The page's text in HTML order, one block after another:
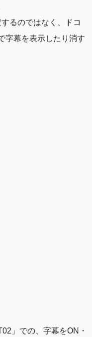
るのではなく、ドコ
字幕を表示したり消す
」での、字幕をON・